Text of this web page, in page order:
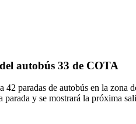
autobús 33 de COTA
paradas de autobús en la
y se mostrará la próxima